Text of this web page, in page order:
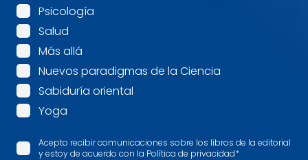
Psicología
Salud
Más allá
Nuevos paradigmas de la Ciencia
Sabiduría oriental
Yoga
Acepto recibir comunicaciones sobre los libros de la editorial
y estoy de acuerdo con la Política de privacidad*